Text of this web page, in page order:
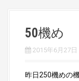
50機め
2015年6月27日
昨日250機めの